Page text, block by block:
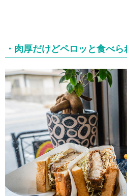
・肉厚だけどペロッと食べ